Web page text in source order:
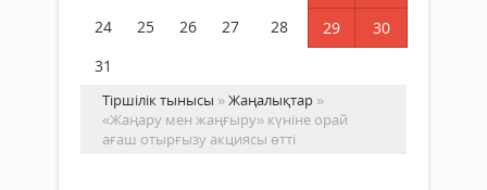
24
25 26 27 28 29
30
31
Тіршілік тынысы »Жаңалықтар »
«Жаңару мен жаңғыру» күніне орай
ағаш отырғызу акциясы өтті